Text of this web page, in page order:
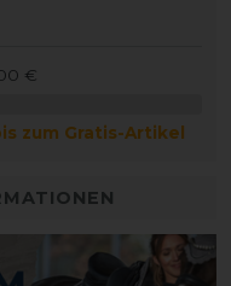
€
zum Gratis-Artikel